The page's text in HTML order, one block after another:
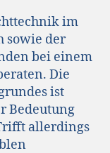
im
sowie der
bei einem
Die
ist
Bedeutung
allerdings